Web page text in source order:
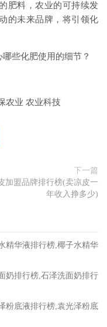
肥料，农业的可持续发
的未来品牌，将引领化
些化肥使用的细节？
农业 农业科技
下一篇
加盟品牌排行榜(卖凉皮一
年收入挣多少)
精华液排行榜,椰子水精华
奶排行榜,石泽洗面奶排行
粉底液排行榜,袁光泽粉底